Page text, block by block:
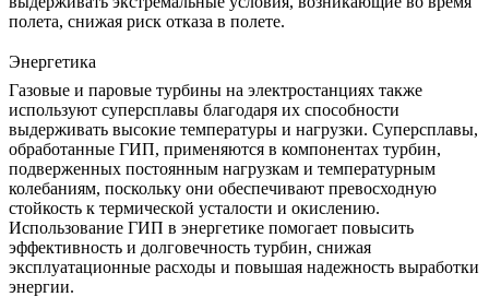
полета, снижая риск отказа в полете.
Энергетика
Газовые и паровые турбины на электростанциях также
используют суперсплавы благодаря их способности
выдерживать высокие температуры и нагрузки. Суперсплавы,
обработанные ГИП, применяются в компонентах турбин,
подверженных постоянным нагрузкам и температурным
колебаниям, поскольку они обеспечивают превосходную
стойкость к термической усталости и окислению.
Использование ГИП в энергетике помогает повысить
эффективность и долговечность турбин, снижая
эксплуатационные расходы и повышая надежность выработки
энергии.